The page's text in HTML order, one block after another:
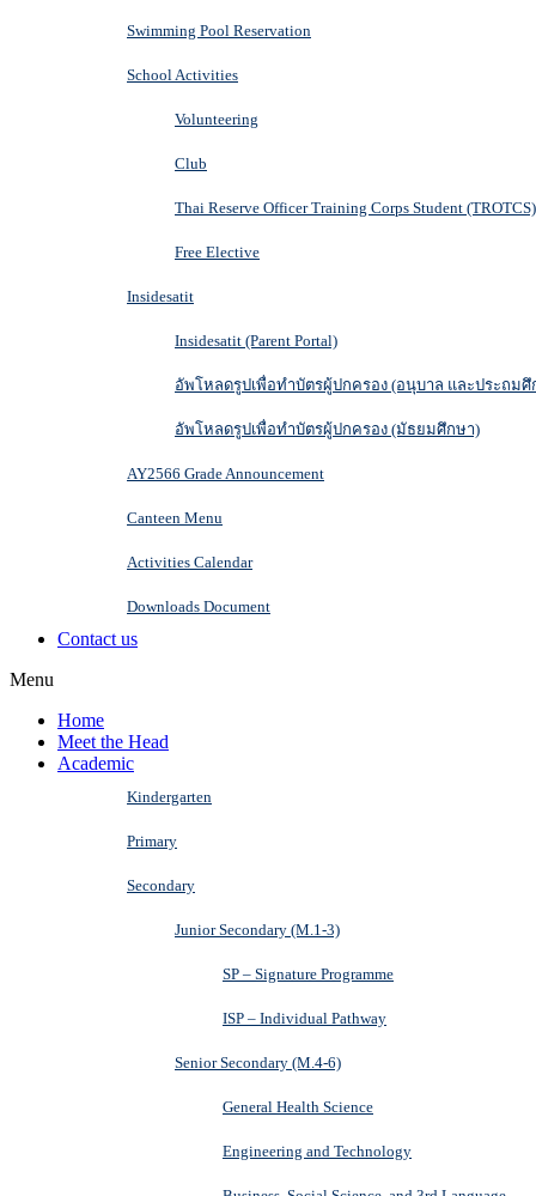
Swimming Pool Reservation
School Activities
Volunteering
Club
Thai Reserve Officer Training Corps Student (TROTCS)
Free Elective
Insidesatit
Insidesatit (Parent Portal)
อัพโหลดรูปเพื่อทำบัตรผู้ปกครอง (อนุบาล และประถมศึ
อัพโหลดรูปเพื่อทำบัตรผู้ปกครอง (มัธยมศึกษา)
AY2566 Grade Announcement
Canteen Menu
Activities Calendar
Downloads Document
Contact us
Menu
Home
Meet the Head
Academic
Kindergarten
Primary
Secondary
Junior Secondary (M.1-3)
SP – Signature Programme
ISP – Individual Pathway
Senior Secondary (M.4-6)
General Health Science
Engineering and Technology